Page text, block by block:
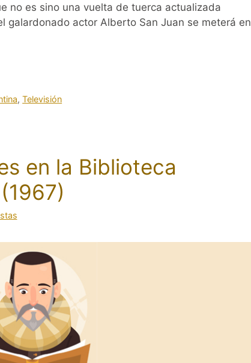
no es sino una vuelta de tuerca actualizada
galardonado actor Alberto San Juan se meterá en
,Televisión
en la Biblioteca